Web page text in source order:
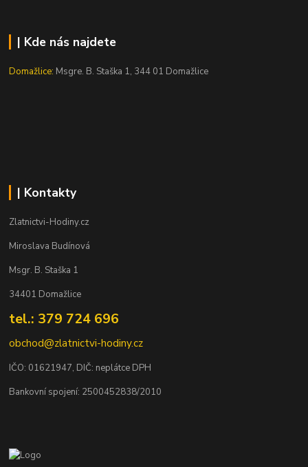
| Kde nás najdete
Domažlice: Msgre. B. Staška 1, 344 01 Domažlice
| Kontakty
Zlatnictvi-Hodiny.cz
Miroslava Budínová
Msgr. B. Staška 1
34401 Domažlice
tel.: 379 724 696
obchod@zlatnictvi-hodiny.cz
IČO: 01621947, DIČ: neplátce DPH
Bankovní spojení: 2500452838/2010